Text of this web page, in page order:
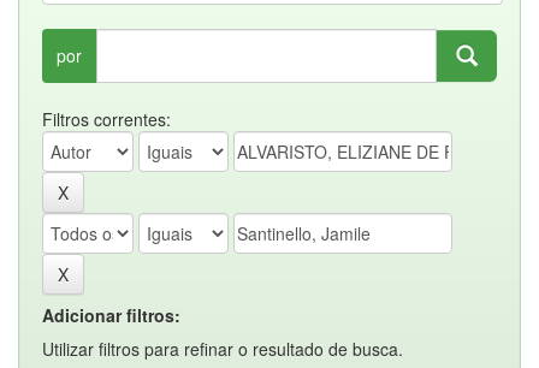
por
Filtros correntes:
Adicionar filtros:
Utilizar filtros para refinar o resultado de busca.